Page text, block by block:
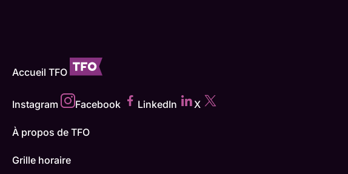
Accueil TFO
Instagram Facebook LinkedIn X
À propos de TFO
Grille horaire